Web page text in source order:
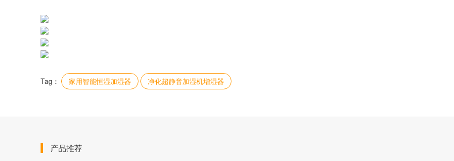
Tag： 家用智能恒湿加湿器 净化超静音加湿机增湿器
产品推荐